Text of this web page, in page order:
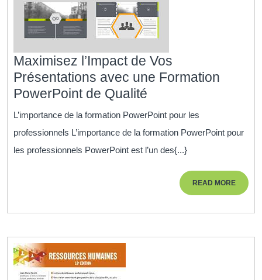
Maximisez l’Impact de Vos
Présentations avec une Formation
PowerPoint de Qualité
l’Impact
Présentations
de
L’importance de la formation PowerPoint pour les
professionnels L’importance de la formation PowerPoint pour
les professionnels PowerPoint est l’un des{...}
READ MOREREAD
MORE